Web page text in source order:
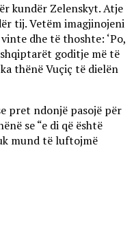
kundër Zelenskyt. Atje
tij. Vetëm imagjinojeni
dhe të thoshte: ‘Po,
shqiptarët goditje më të
thënë Vuçiç të dielën
pret ndonjë pasojë për
se “e di që është
mund të luftojmë